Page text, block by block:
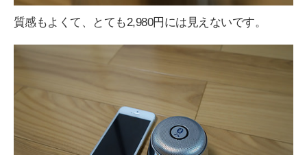
質感もよくて、とても2,980円には見えないです。